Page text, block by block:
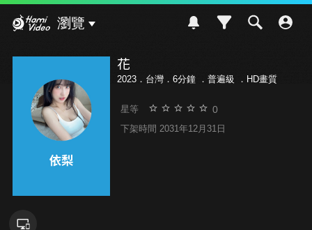
瀏覽
花
2023．台灣．6分鐘 ． 普遍級 ．HD畫質
星等 0
下架時間 2031年12月31日